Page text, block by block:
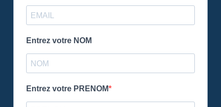
Entrez votre NOM
Entrez votre PRENOM